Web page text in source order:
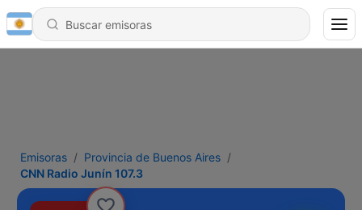
Emisoras
Provincia de Buenos Aires
CNN Radio Junín 107.3